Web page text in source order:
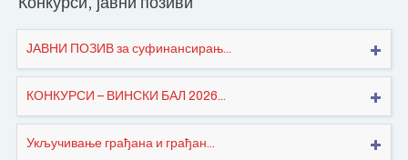
ЈАВНИ ПОЗИВ за суфинансирањ...
КОНКУРСИ – ВИНСКИ БАЛ 2026...
Укључивање грађана и грађан...